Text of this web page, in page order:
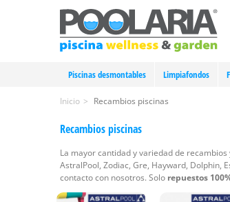
Piscinas desmontables Limpiafondos
Inicio > Recambios piscinas
Recambios piscinas
La mayor cantidad y variedad de
AstralPool, Zodiac, Gre, Hayward, Dolphin,
contacto con nosotros. Solo repuestos